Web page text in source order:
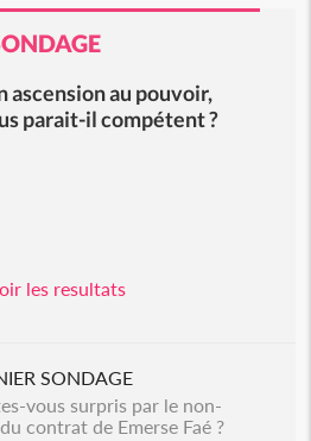
ascension au pouvoir,
parait-il compétent ?
les resultats
SONDAGE
vous surpris par le non-
contrat de Emerse Faé ?